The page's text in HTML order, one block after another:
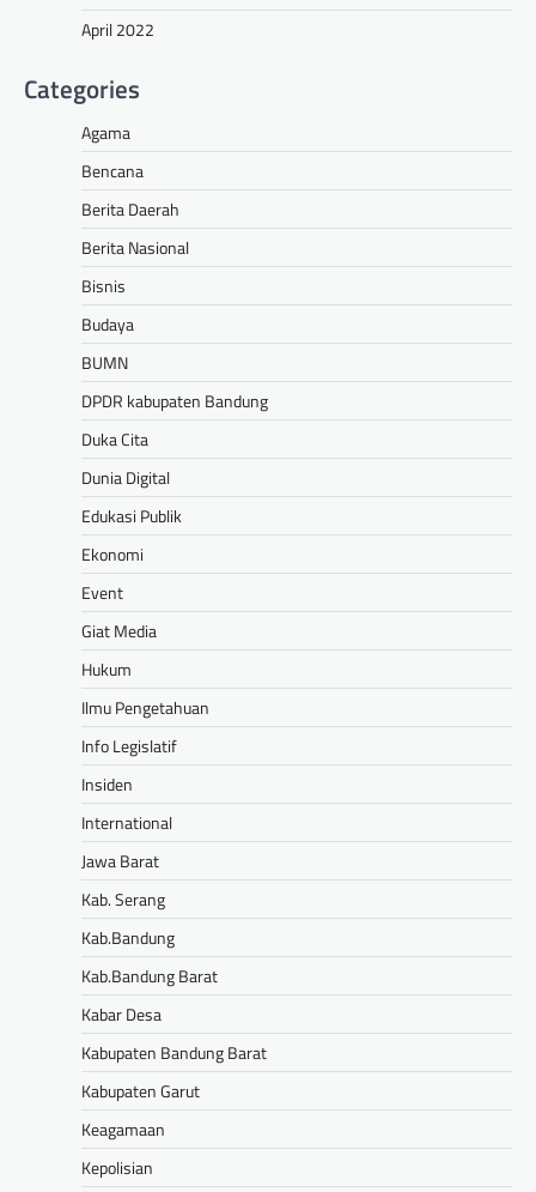
April 2022
Categories
Agama
Bencana
Berita Daerah
Berita Nasional
Bisnis
Budaya
BUMN
DPDR kabupaten Bandung
Duka Cita
Dunia Digital
Edukasi Publik
Ekonomi
Event
Giat Media
Hukum
Ilmu Pengetahuan
Info Legislatif
Insiden
International
Jawa Barat
Kab. Serang
Kab.Bandung
Kab.Bandung Barat
Kabar Desa
Kabupaten Bandung Barat
Kabupaten Garut
Keagamaan
Kepolisian